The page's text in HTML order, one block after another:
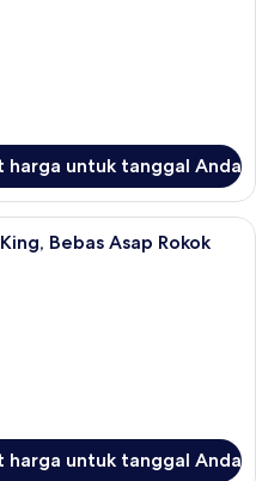
harga untuk tanggal Anda
premium, bantalan ekstra
Bebas Asap Rokok
harga untuk tanggal Anda